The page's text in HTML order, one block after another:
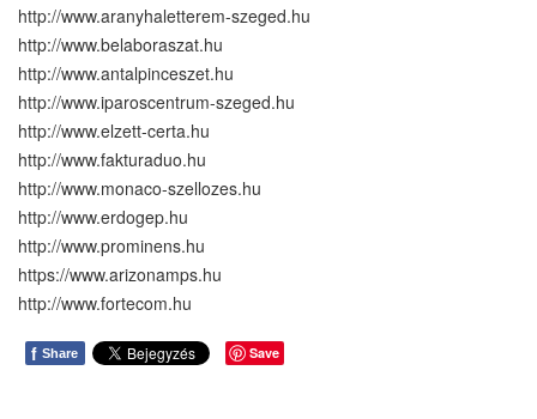
http://www.aranyhaletterem-szeged.hu
http://www.belaboraszat.hu
http://www.antalpinceszet.hu
http://www.iparoscentrum-szeged.hu
http://www.elzett-certa.hu
http://www.fakturaduo.hu
http://www.monaco-szellozes.hu
http://www.erdogep.hu
http://www.prominens.hu
https://www.arizonamps.hu
http://www.fortecom.hu
f Share Save